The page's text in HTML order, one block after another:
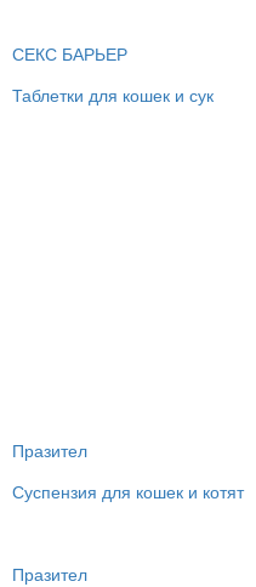
СЕКС БАРЬЕР
Таблетки для кошек и сук
Празител
Суспензия для кошек и котят
Празител